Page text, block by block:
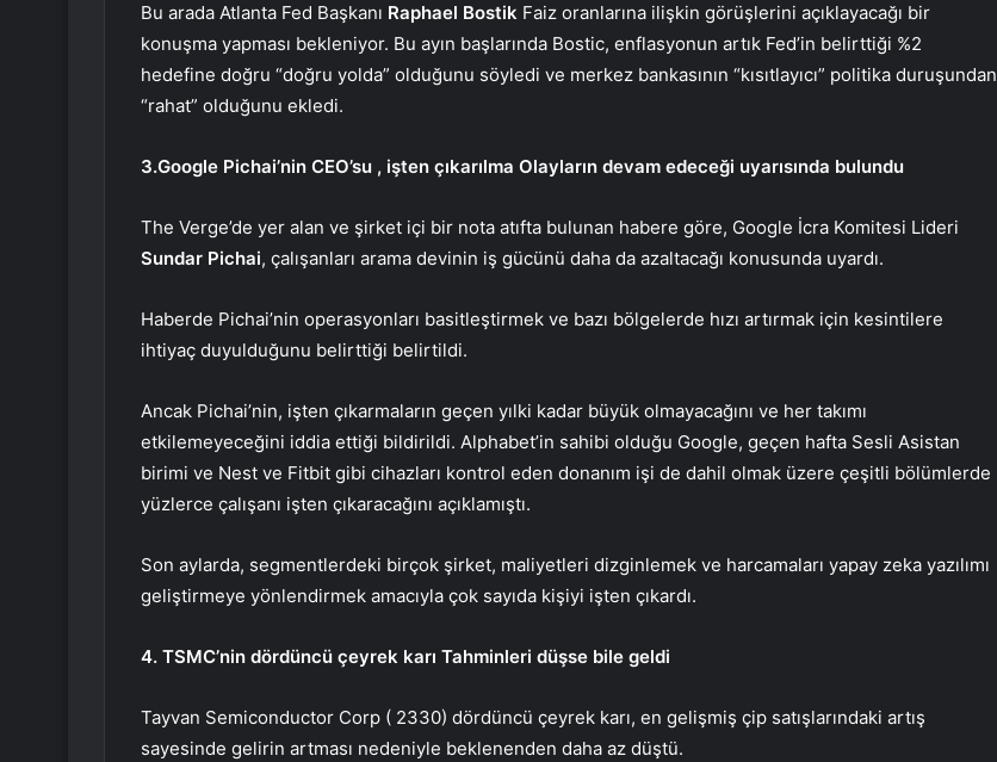
Bu arada Atlanta Fed Başkanı Raphael Bostik Faiz oranlarına ilişkin görüşlerini açıklayacağı bir
konuşma yapması bekleniyor. Bu ayın başlarında Bostic, enflasyonun artık Fed’in belirttiği %2
hedefine doğru “doğru yolda” olduğunu söyledi ve merkez bankasının “kısıtlayıcı” politika duruşundan
“rahat” olduğunu ekledi.
3.Google Pichai’nin CEO’su , işten çıkarılma Olayların devam edeceği uyarısında bulundu
The Verge’de yer alan ve şirket içi bir nota atıfta bulunan habere göre, Google İcra Komitesi Lideri
Sundar Pichai, çalışanları arama devinin iş gücünü daha da azaltacağı konusunda uyardı.
Haberde Pichai’nin operasyonları basitleştirmek ve bazı bölgelerde hızı artırmak için kesintilere
ihtiyaç duyulduğunu belirttiği belirtildi.
Ancak Pichai’nin, işten çıkarmaların geçen yılki kadar büyük olmayacağını ve her takımı
etkilemeyeceğini iddia ettiği bildirildi. Alphabet’in sahibi olduğu Google, geçen hafta Sesli Asistan
birimi ve Nest ve Fitbit gibi cihazları kontrol eden donanım işi de dahil olmak üzere çeşitli bölümlerde
yüzlerce çalışanı işten çıkaracağını açıklamıştı.
Son aylarda, segmentlerdeki birçok şirket, maliyetleri dizginlemek ve harcamaları yapay zeka yazılımı
geliştirmeye yönlendirmek amacıyla çok sayıda kişiyi işten çıkardı.
4. TSMC’nin dördüncü çeyrek karı Tahminleri düşse bile geldi
Tayvan Semiconductor Corp ( 2330) dördüncü çeyrek karı, en gelişmiş çip satışlarındaki artış
sayesinde gelirin artması nedeniyle beklenenden daha az düştü.